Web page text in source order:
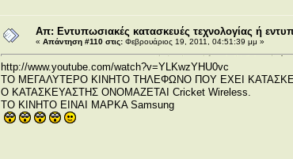
Απ: Εντυπωσιακές κατασκευές τεχνολογίας ή
« Απάντηση #110 στις:Φεβρουάριος 19, 2011, 04:51:39 μμ »
http://www.youtube.com/watch?v=YLKwzYHU0vc
ΤΟ ΜΕΓΑΛΥΤΕΡΟ ΚΙΝΗΤΟ ΤΗΛΕΦΩΝΟ ΠΟΥ ΕΧΕΙ
Ο ΚΑΤΑΣΚΕΥΑΣΤΗΣ ΟΝΟΜΑΖΕΤΑΙ Cricket Wireless.
ΤΟ ΚΙΝΗΤΟ ΕΙΝΑΙ ΜΑΡΚΑ Samsung